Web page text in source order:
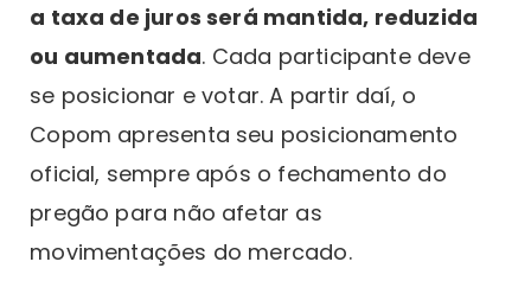
a taxa de juros será mantida, reduzida
ou aumentada. Cada participante deve
se posicionar e votar. A partir daí, o
Copom apresenta seu posicionamento
oficial, sempre após o fechamento do
pregão para não afetar as
movimentações do mercado.